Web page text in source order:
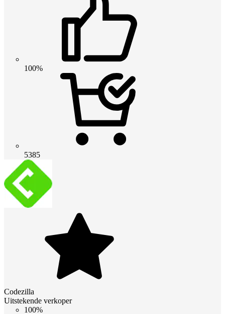
100%
5385
Codezilla
Uitstekende verkoper
100%